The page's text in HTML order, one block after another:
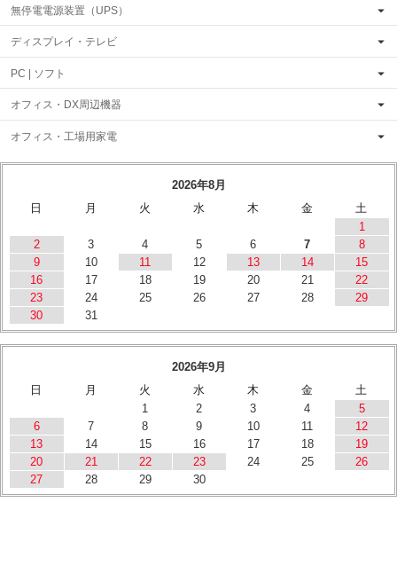
無停電電源装置（UPS）
ディスプレイ・テレビ
PC | ソフト
オフィス・DX周辺機器
オフィス・工場用家電
2026年8月
日
月 火 水 木 金
土
1
2
3 4 5 6 7
8
9
10 11 12 13 14
15
16
17 18 19 20 21
22
23
24 25 26 27 28
29
30
31
2026年9月
日
月 火 水 木 金
土
1
2 3 4
5
6
7 8 9 10 11
12
13
14 15 16 17 18
19
20
21 22 23 24 25
26
27
28 29 30